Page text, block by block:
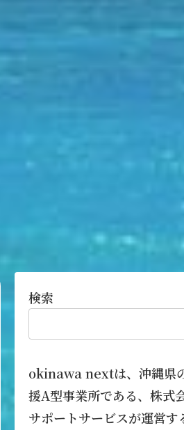
検索
okinawa nextは、沖縄県
援A型事業所である、株式
サポートサービスが運営す